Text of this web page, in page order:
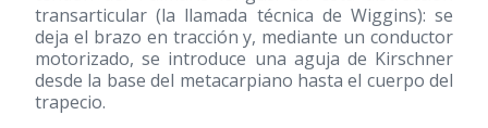
transarticular (la llamada técnica de Wiggins): se
deja el brazo en tracción y, mediante un conductor
motorizado, se introduce una aguja de Kirschner
desde la base del metacarpiano hasta el cuerpo del
trapecio.